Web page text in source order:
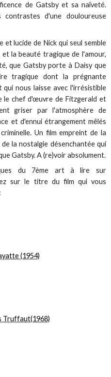
de Gatsby et sa naïveté.
d'une douloureuse
lucide de Nick qui seul semble
la beauté tragique de l'amour,
que Gatsby porte à Daisy que
tragique dont la prégnante
nous laisse avec l'irrésistible
le chef d'œuvre de Fitzgerald et
griser par l'atmosphère de
et d'ennui étrangement mêlés
Un film empreint de la
la nostalgie désenchantée qui
Gatsby. A (re)voir absolument.
du 7ème art à lire sur
sur le titre du film qui vous
(1954)
Truffaut(1968)